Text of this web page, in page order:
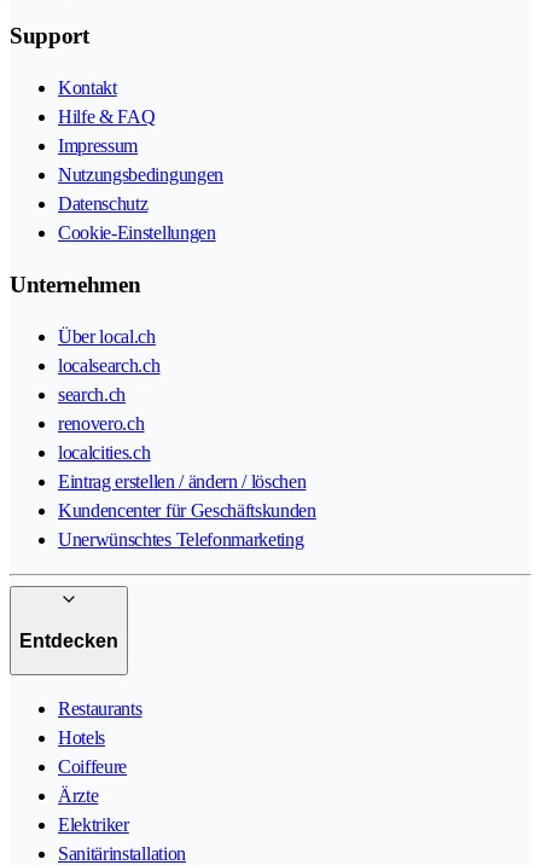
Support
Kontakt
Hilfe & FAQ
Impressum
Nutzungsbedingungen
Datenschutz
Cookie-Einstellungen
Unternehmen
Über local.ch
localsearch.ch
search.ch
renovero.ch
localcities.ch
Eintrag erstellen / ändern / löschen
Kundencenter für Geschäftskunden
Unerwünschtes Telefonmarketing
Entdecken
Restaurants
Hotels
Coiffeure
Ärzte
Elektriker
Sanitärinstallation